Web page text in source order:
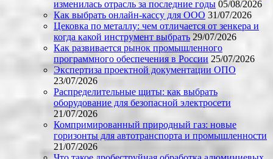
изменилась отрасль за последние годы 05/08/2026
Как выбрать онлайн-кассу для ООО 31/07/2026
Цековка по металлу: чем отличается от зенкера и
когда какой инструмент выбрать 29/07/2026
Как развивается рынок промышленного
программного обеспечения в России 25/07/2026
Экспертиза проектной документации ОПО
23/07/2026
Распределительные щиты: как выбрать
оборудование для безопасной электросети
21/07/2026
Компримированный природный газ: новые
горизонты для автотранспорта и промышленности
21/07/2026